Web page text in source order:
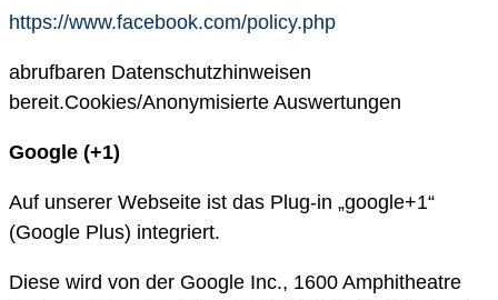
https://www.facebook.com/policy.php
abrufbaren Datenschutzhinweisen
bereit.Cookies/Anonymisierte Auswertungen
Google (+1)
Auf unserer Webseite ist das Plug-in „google+1“
(Google Plus) integriert.
Diese wird von der Google Inc., 1600 Amphitheatre